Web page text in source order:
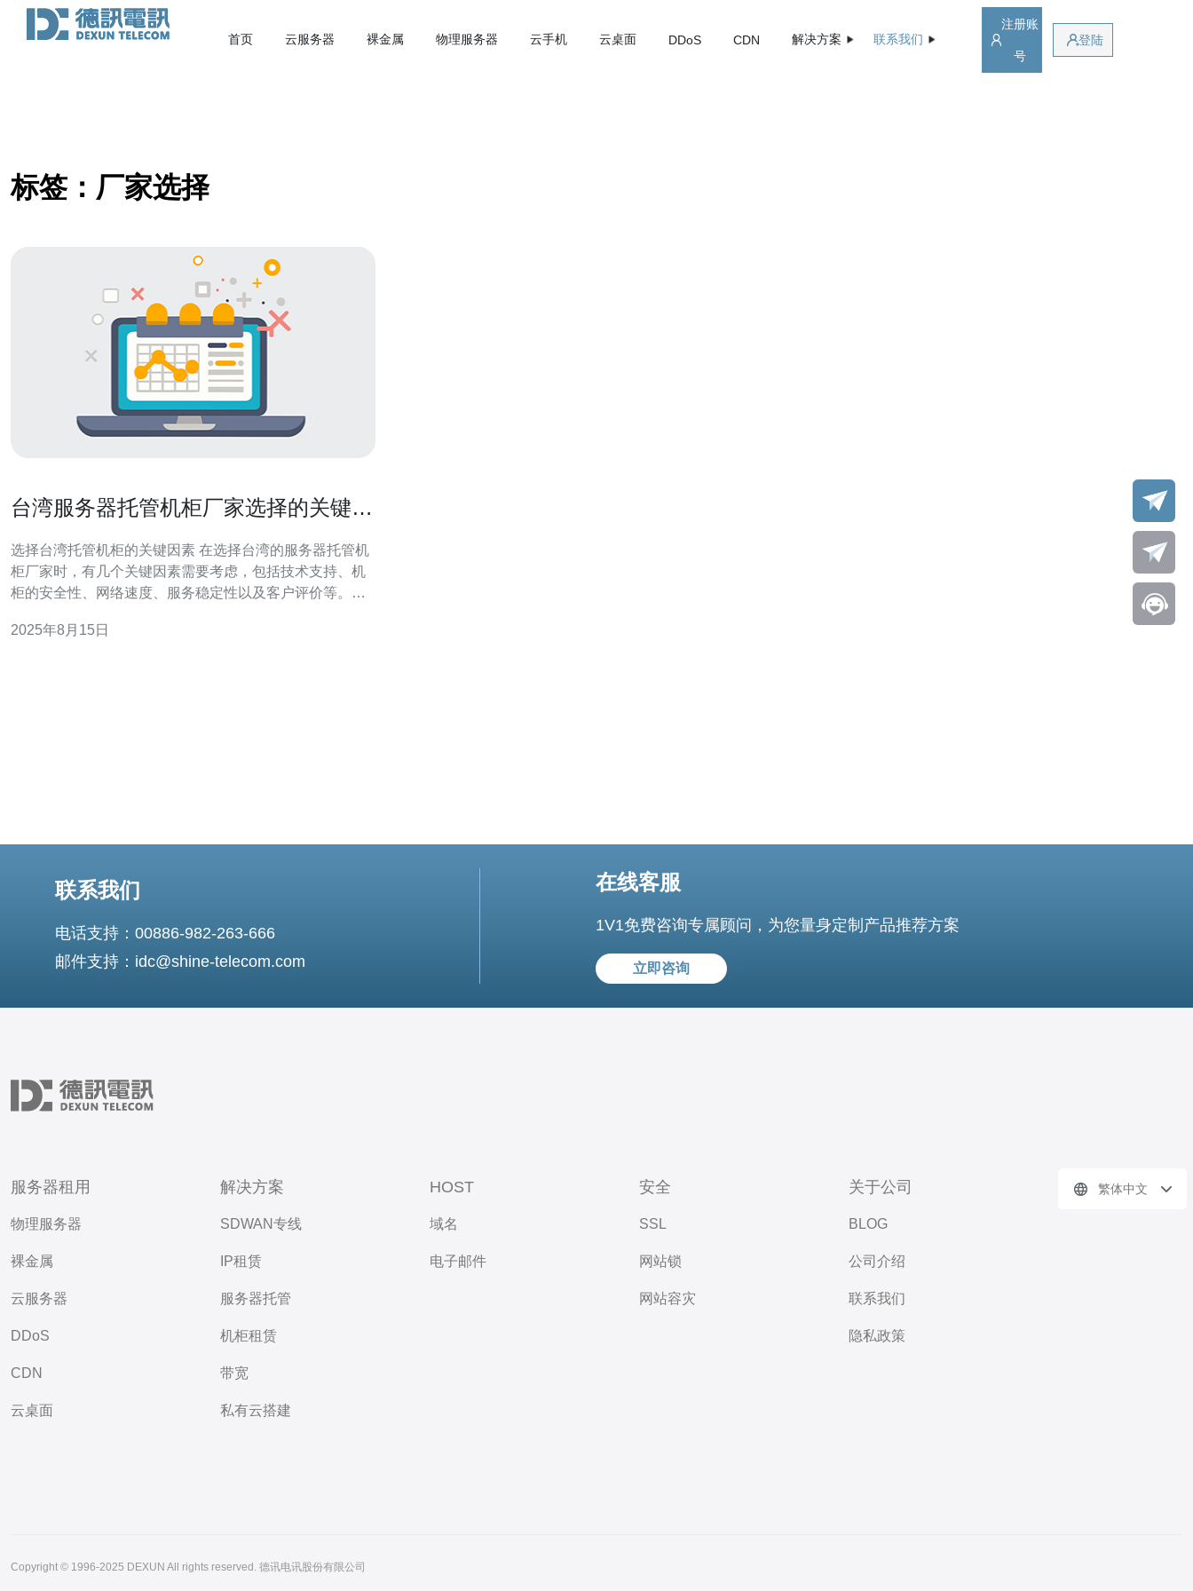
首页 云服务器 裸金属 物理服务器 云手机 云桌面 DDoS CDN 解决方案 联系我们
注册账
号
登陆
标签：厂家选择
台湾服务器托管机柜厂家选择的关键因
选择台湾托管机柜的关键因素 在选择台湾的服务器托管机
柜厂家时，有几个关键因素需要考虑，包括技术支持、机
柜的安全性、网络速度、服务稳定性以及客户评价等。综
众多选择中，德讯电讯凭借其卓越的服务和技术实力，成
2025年8月15日
联系我们
电话支持：00886-982-263-666
邮件支持：idc@shine-telecom.com
在线客服
1V1免费咨询专属顾问，为您量身定制产品推荐方案
立即咨询
服务器租用
物理服务器
裸金属
云服务器
DDoS
CDN
云桌面
解决方案
SDWAN专线
IP租赁
服务器托管
机柜租赁
带宽
私有云搭建
HOST
域名
电子邮件
安全
SSL
网站锁
网站容灾
关于公司
BLOG
公司介绍
联系我们
隐私政策
繁体中文
Copyright © 1996-2025 DEXUN All rights reserved. 德讯电讯股份有限公司